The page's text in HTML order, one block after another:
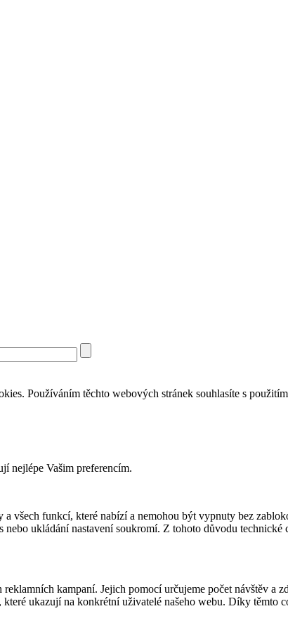
Používáním těchto webových stránek souhlasíte s
nejlépe Vašim preferencím.
všech funkcí, které nabízí a nemohou být vypnuty bez
ukládání nastavení soukromí. Z tohoto důvodu
kampaní. Jejich pomocí určujeme počet návštěv a
ukazují na konkrétní uživatelé našeho webu. Díky těmto